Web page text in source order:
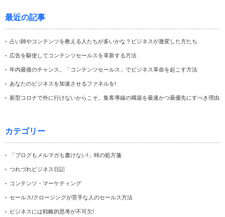
最近の記事
占い師やコンテンツを教える人たちが多いかな？ビジネスが激変した方たち
広告を駆使してコンテンツセールスを革新する方法
年内最後のチャンス。「コンテンツセールス」でビジネス革命を起こす方法
あなたのビジネスを加速させるファネルを!
新型コロナで外に行けないからこそ。集客導線の構築を最速かつ最優先にすべき理由
カテゴリー
「ブログもメルマガも書けない!」時の処方箋
つれづれビジネス日記
コンテンツ・マーケティング
セールス/クロージングが苦手な人のセールス方法
ビジネスには戦略的思考が不可欠!